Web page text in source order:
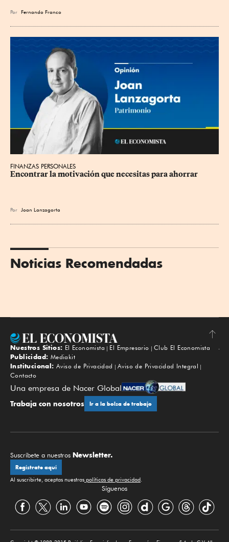
Por Fernando Franco
FINANZAS PERSONALES
Encontrar la motivación que necesitas para ahorrar
Por Joan Lanzagorta
Noticias Recomendadas
Subir
Nuestros Sitios: El Economista El Empresario
Club El Economista
Publicidad: Mediakit
Institucional: Aviso de Privacidad
Aviso de Privacidad Integral
Contacto
Una empresa de Nacer Global
Trabaja con nosotros Ir a la bolsa de trabajo
Suscríbete a nuestros Newsletter.
Regístrate aquí
Al suscribirte, aceptas nuestras políticas de privacidad.
Síguenos